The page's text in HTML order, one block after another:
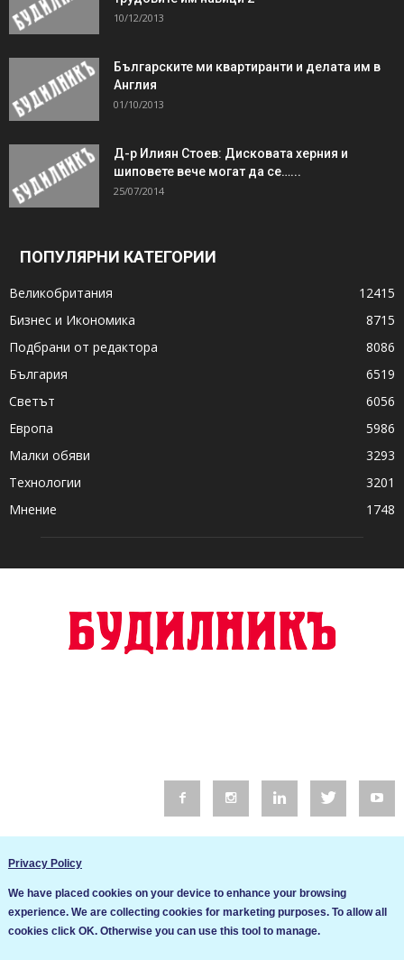
10/12/2013
Българските ми квартиранти и делата им в
Англия
01/10/2013
Д-р Илиян Стоев: Дисковата херния и
шиповете вече могат да се…...
25/07/2014
ПОПУЛЯРНИ КАТЕГОРИИ
Великобритания
12415
Бизнес и Икономика
8715
Подбрани от редактора
8086
България
6519
Светът
6056
Европа
5986
Малки обяви
3293
Технологии
3201
Мнение
1748
Общи условия
Privacy Policy
We have placed cookies on your device to enhance your browsing
experience. We are collecting cookies for marketing purposes. To allow all
cookies click OK. Otherwise you can use this tool to manage.
Ние използваме бисквитки за да подобрим услугите си. Ако
продължите да посещавате този сайт, ние приемаме, че се